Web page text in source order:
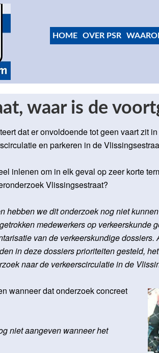
HOME OVER PSR
waar is de
dat er onvoldoende tot geen vaart zit
en parkeren in de
inlenen om in elk geval op zeer korte
Vlissingsestraat?
hebben we dit onderzoek nog niet
medewerkers op verkeerskunde
van de verkeerskundige dossiers.
in deze dossiers prioriteiten gesteld,
naar de verkeerscirculatie in de
wanneer dat onderzoek concreet
niet aangeven wanneer het